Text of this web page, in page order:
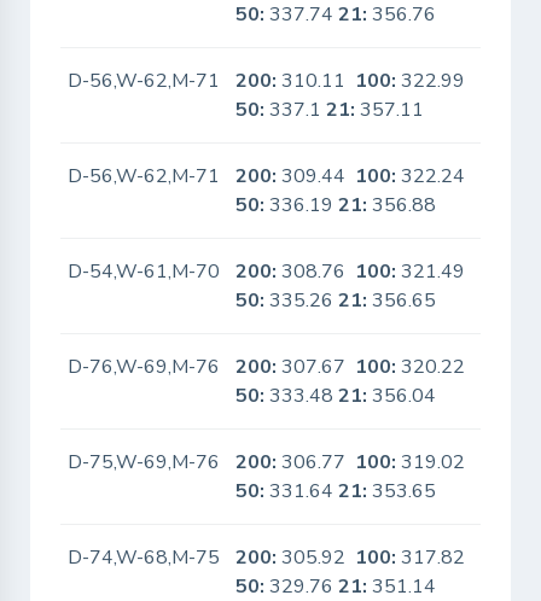
50: 337.7421: 356.76
D-56,W-62,M-71 200: 310.11 100: 322.99
50: 337.121: 357.11
D-56,W-62,M-71 200: 309.44 100: 322.24
50: 336.1921: 356.88
D-54,W-61,M-70 200: 308.76 100: 321.49
50: 335.2621: 356.65
D-76,W-69,M-76 200: 307.67 100: 320.22
50: 333.4821: 356.04
D-75,W-69,M-76 200: 306.77 100: 319.02
50: 331.6421: 353.65
D-74,W-68,M-75 200: 305.92 100: 317.82
50: 329.7621: 351.14